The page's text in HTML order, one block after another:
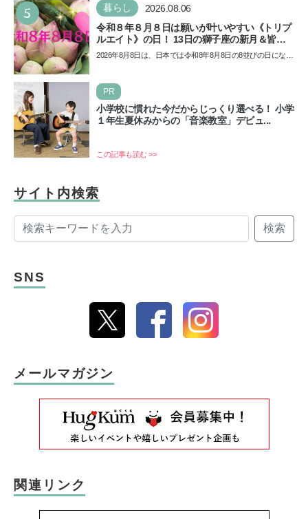
5 暮らし 2026.08.06
令和８年８月８日は願いが叶いやすい《トリプ
ルエイト》の日！ 13日の獅子座の新月＆皆既
日食の影響にも注目
2026年8月8日は、日本では令和8年8月8日の8並びの日になり
PR
小学校に慣れた今だからじっくり選べる！ 小学
１年生夏休みからの「音楽教室」デビュ...
この記事も読む >>
サイト内検索
検索
SNS
メールマガジン
関連リンク